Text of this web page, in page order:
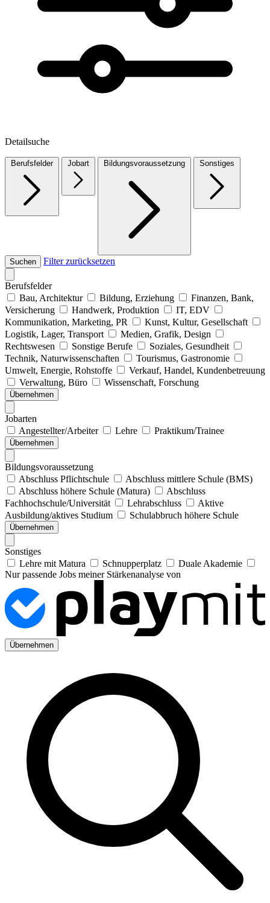
Detailsuche
Berufsfelder Jobart Bildungsvoraussetzung Sonstiges
Suchen Filter zurücksetzen
Berufsfelder
Bau, Architektur
Bildung, Erziehung
Finanzen, Bank,
Versicherung
Handwerk, Produktion
IT, EDV
Kommunikation, Marketing, PR
Kunst, Kultur, Gesellschaft
Logistik, Lager, Transport
Medien, Grafik, Design
Rechtswesen
Sonstige Berufe
Soziales, Gesundheit
Technik, Naturwissenschaften
Tourismus, Gastronomie
Umwelt, Energie, Rohstoffe
Verkauf, Handel, Kundenbetreuung
Verwaltung, Büro
Wissenschaft, Forschung
Übernehmen
Jobarten
Angestellter/Arbeiter
Lehre Praktikum/Trainee
Übernehmen
Bildungsvoraussetzung
Abschluss Pflichtschule
Abschluss mittlere Schule (BMS)
Abschluss höhere Schule (Matura)
Abschluss
Fachhochschule/Universität
Lehrabschluss
Aktive
Ausbildung/aktives Studium
Schulabbruch höhere Schule
Übernehmen
Sonstiges
Lehre mit Matura
Schnupperplatz
Duale Akademie
Nur passende Jobs meiner Stärkenanalyse von
Übernehmen